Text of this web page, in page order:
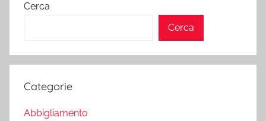
Cerca
Cerca
Categorie
Abbigliamento